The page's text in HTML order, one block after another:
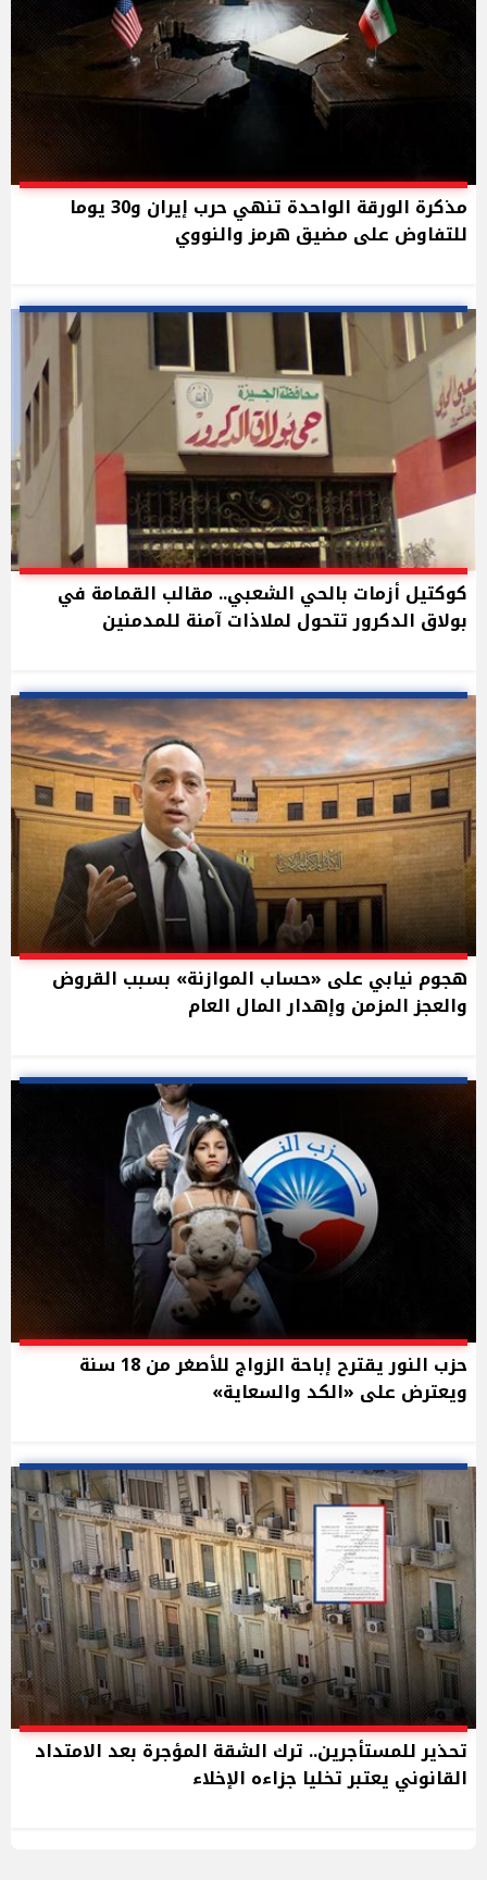
مذكرة الورقة الواحدة تنهي حرب إيران و30 يوما
للتفاوض على مضيق هرمز والنووي
كوكتيل أزمات بالحي الشعبي.. مقالب القمامة في
بولاق الدكرور تتحول لملاذات آمنة للمدمنين
هجوم نيابي على «حساب الموازنة» بسبب القروض
والعجز المزمن وإهدار المال العام
حزب النور يقترح إباحة الزواج للأصغر من 18 سنة
ويعترض على «الكد والسعاية»
تحذير للمستأجرين.. ترك الشقة المؤجرة بعد الامتداد
القانوني يعتبر تخليا جزاءه الإخلاء